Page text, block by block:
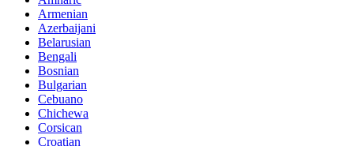
Armenian
Azerbaijani
Belarusian
Bengali
Bosnian
Bulgarian
Cebuano
Chichewa
Corsican
Croatian